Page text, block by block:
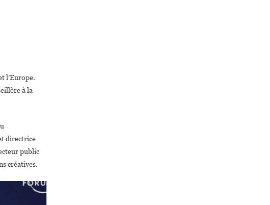
l’Europe.
à la
directrice
public
créatives.